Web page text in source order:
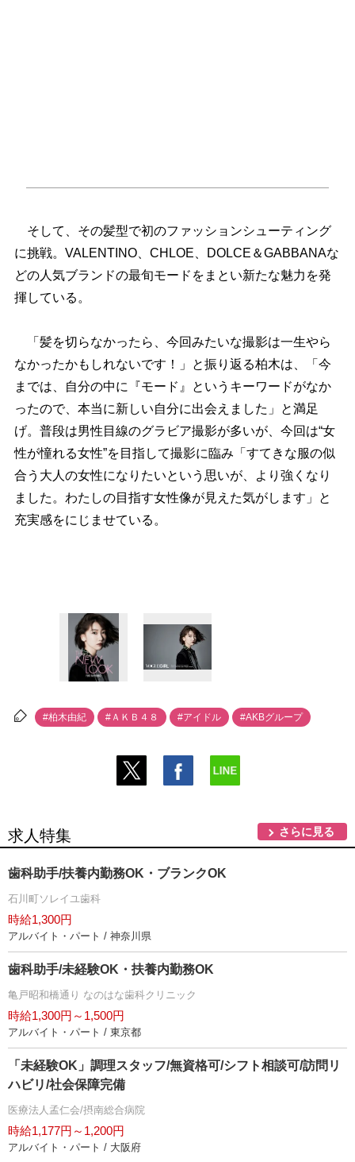
そして、その髪型で初のファッションシューティング
に挑戦。VALENTINO、CHLOE、DOLCE＆GABBANAな
どの人気ブランドの最旬モードをまとい新たな魅力を発
揮している。
「髪を切らなかったら、今回みたいな撮影は一生やら
なかったかもしれないです！」と振り返る柏木は、「今
までは、自分の中に『モード』というキーワードがなか
ったので、本当に新しい自分に出会えました」と満足
げ。普段は男性目線のグラビア撮影が多いが、今回は“女
性が憧れる女性”を目指して撮影に臨み「すてきな服の似
合う大人の女性になりたいという思いが、より強くなり
ました。わたしの目指す女性像が見えた気がします」と
充実感をにじませている。
#柏木由紀 #ＡＫＢ４８ #アイドル #AKBグループ
求人特集 さらに見る
歯科助手/扶養内勤務OK・ブランクOK
石川町ソレイユ歯科
時給1,300円
アルバイト・パート / 神奈川県
歯科助手/未経験OK・扶養内勤務OK
亀戸昭和橋通り なのはな歯科クリニック
時給1,300円～1,500円
アルバイト・パート / 東京都
「未経験OK」調理スタッフ/無資格可/シフト相談可/訪問リ
ハビリ/社会保障完備
医療法人孟仁会/摂南総合病院
時給1,177円～1,200円
アルバイト・パート / 大阪府